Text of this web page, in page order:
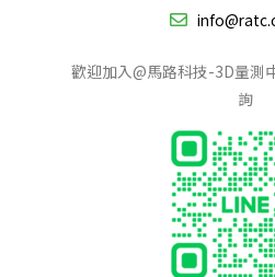
歡迎加入@馬路科技-3D量測
詢